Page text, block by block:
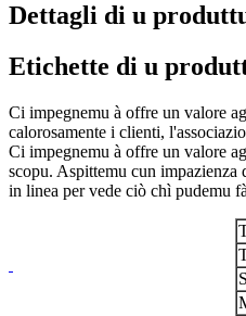
Dettagli di u
Etichette di u
Ci impegnemu à offre un valore
calorosamente i clienti,
Ci impegnemu à offre un valore
scopu. Aspittemu cun
in linea per vede ciò chì pudemu